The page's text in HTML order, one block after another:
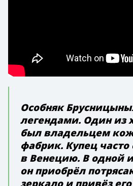
Особняк
легендами. Один из
был владельцем
фабрик. Купец часто
в Венецию. В одной
он приобрёл
зеркало и привёз